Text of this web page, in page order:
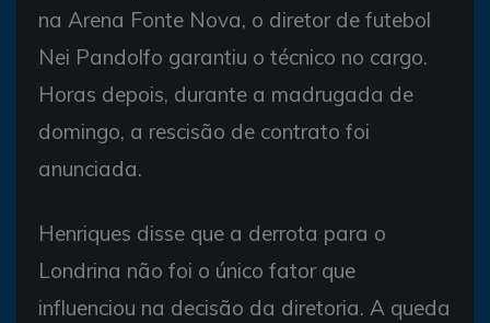
na Arena Fonte Nova, o diretor de futebol
Nei Pandolfo garantiu o técnico no cargo.
Horas depois, durante a madrugada de
domingo, a rescisão de contrato foi
anunciada.
Henriques disse que a derrota para o
Londrina não foi o único fator que
influenciou na decisão da diretoria. A queda